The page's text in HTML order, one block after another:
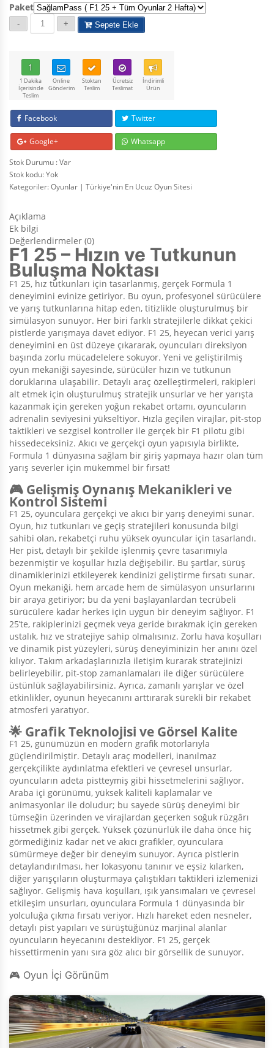
Paket
Sepete Ekle
1
1 Dakika
İçerisinde
Teslim
Online
Gönderim
Stoktan
Teslim
Ücretsiz
Teslimat
İndirimli
Ürün
Facebook Twitter
Google+
Whatsapp
Stok Durumu : Var
Stok kodu:Yok
Kategoriler:Oyunlar | Türkiye'nin En Ucuz Oyun Sitesi
Açıklama
Ek bilgi
Değerlendirmeler (0)
F1 25 – Hızın ve Tutkunun
Buluşma Noktası
F1 25, hız tutkunları için tasarlanmış, gerçek Formula 1
deneyimini evinize getiriyor. Bu oyun, profesyonel sürücülere
ve yarış tutkunlarına hitap eden, titizlikle oluşturulmuş bir
simülasyon sunuyor. Her biri farklı stratejilerle dikkat çekici
pistlerde yarışmaya davet ediyor. F1 25, heyecan verici yarış
deneyimini en üst düzeye çıkararak, oyuncuları direksiyon
başında zorlu mücadelelere sokuyor. Yeni ve geliştirilmiş
oyun mekaniği sayesinde, sürücüler hızın ve tutkunun
doruklarına ulaşabilir. Detaylı araç özelleştirmeleri, rakipleri
alt etmek için oluşturulmuş stratejik unsurlar ve her yarışta
kazanmak için gereken yoğun rekabet ortamı, oyuncuların
adrenalin seviyesini yükseltiyor. Hızla geçilen virajlar, pit-stop
taktikleri ve sezgisel kontroller ile gerçek bir F1 pilotu gibi
hissedeceksiniz. Akıcı ve gerçekçi oyun yapısıyla birlikte,
Formula 1 dünyasına sağlam bir giriş yapmaya hazır olan tüm
yarış severler için mükemmel bir fırsat!
🎮 Gelişmiş Oynanış Mekanikleri ve
Kontrol Sistemi
F1 25, oyunculara gerçekçi ve akıcı bir yarış deneyimi sunar.
Oyun, hız tutkunları ve geçiş stratejileri konusunda bilgi
sahibi olan, rekabetçi ruhu yüksek oyuncular için tasarlandı.
Her pist, detaylı bir şekilde işlenmiş çevre tasarımıyla
bezenmiştir ve koşullar hızla değişebilir. Bu şartlar, sürüş
dinamiklerinizi etkileyerek kendinizi geliştirme fırsatı sunar.
Oyun mekaniği, hem arcade hem de simülasyon unsurlarını
bir araya getiriyor; bu da yeni başlayanlardan tecrübeli
sürücülere kadar herkes için uygun bir deneyim sağlıyor. F1
25’te, rakiplerinizi geçmek veya geride bırakmak için gereken
ustalık, hız ve stratejiye sahip olmalısınız. Zorlu hava koşulları
ve dinamik pist yüzeyleri, sürüş deneyiminizin her anını özel
kılıyor. Takım arkadaşlarınızla iletişim kurarak stratejinizi
belirleyebilir, pit-stop zamanlamaları ile diğer sürücülere
üstünlük sağlayabilirsiniz. Ayrıca, zamanlı yarışlar ve özel
etkinlikler, oyunun heyecanını arttırarak sürekli bir rekabet
atmosferi yaratıyor.
🌟 Grafik Teknolojisi ve Görsel Kalite
F1 25, günümüzün en modern grafik motorlarıyla
güçlendirilmiştir. Detaylı araç modelleri, inanılmaz
gerçekçilikte aydınlatma efektleri ve çevresel unsurlar,
oyuncuların adeta pistteymiş gibi hissetmelerini sağlıyor.
Araba içi görünümü, yüksek kaliteli kaplamalar ve
animasyonlar ile doludur; bu sayede sürüş deneyimi bir
tümseğin üzerinden ve virajlardan geçerken soğuk rüzgârı
hissetmek gibi gerçek. Yüksek çözünürlük ile daha önce hiç
görmediğiniz kadar net ve akıcı grafikler, oyunculara
sümürmeye değer bir deneyim sunuyor. Ayrıca pistlerin
detaylandırılması, her lokasyonu tanınır ve eşsiz kılarken,
diğer yarışçıların oluşturmaya çalıştıkları taktikleri izlemenizi
sağlıyor. Gelişmiş hava koşulları, ışık yansımaları ve çevresel
etkileşim unsurları, oyunculara Formula 1 dünyasında bir
yolculuğa çıkma fırsatı veriyor. Hızlı hareket eden nesneler,
detaylı pist yapıları ve sürüştüğünüz marjinal alanlar
oyuncuların heyecanını destekliyor. F1 25, gerçek
hissettirmenin yanı sıra göz alıcı bir görsellik de sunuyor.
🎮 Oyun İçi Görünüm